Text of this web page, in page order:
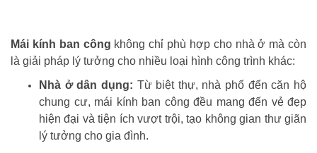
Mái kính ban công không chỉ phù hợp cho nhà ở mà còn
là giải pháp lý tưởng cho nhiều loại hình công trình khác:
Nhà ở dân dụng: Từ biệt thự, nhà phố đến căn hộ
chung cư, mái kính ban công đều mang đến vẻ đẹp
hiện đại và tiện ích vượt trội, tạo không gian thư giãn
lý tưởng cho gia đình.